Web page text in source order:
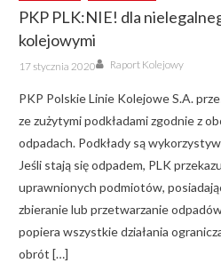
PKP PLK:NIE! dla
kolejowymi
Posted
on
17 stycznia 2020 Author
Raport Kolejowy
PKP Polskie Linie Kolejowe S.A.
ze zużytymi podkładami zgodnie z
odpadach. Podkłady są
Jeśli stają się odpadem, PLK
uprawnionych podmiotów,
zbieranie lub przetwarzanie
popiera wszystkie działania
obrót […]